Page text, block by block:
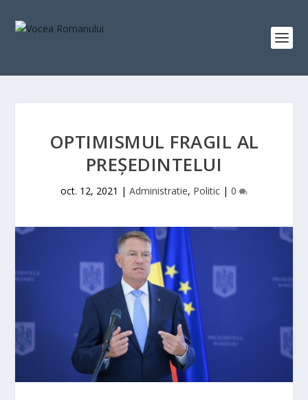
OPTIMISMUL FRAGIL AL
PREŞEDINTELUI
oct. 12, 2021 | Administratie, Politic | 0